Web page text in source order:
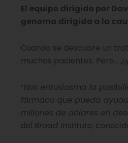
El equipo dirigido por
genoma dirigida a la
Cuando se descubre un
muchos pacientes. Pero…
“Nos entusiasma la
fármaco que pueda
millones de dólares en
del Broad Institute,